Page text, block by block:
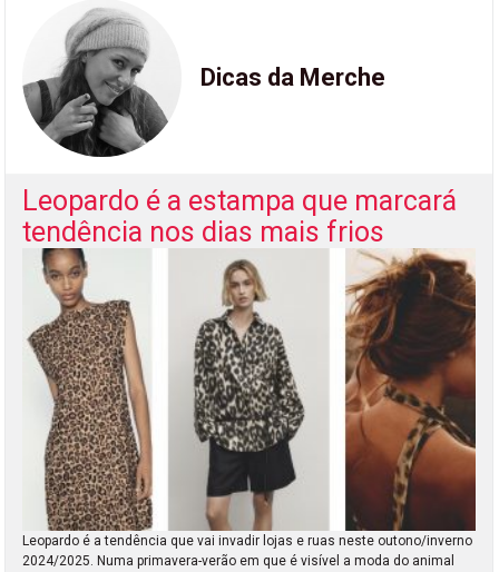
Dicas da Merche
Leopardo é a estampa que marcará
tendência nos dias mais frios
Leopardo é a tendência que vai invadir lojas e ruas neste outono/inverno
2024/2025. Numa primavera-verão em que é visível a moda do animal